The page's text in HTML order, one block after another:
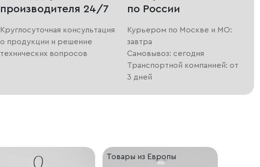
производителя 24/7
Круглосуточная консультация
о продукции и решение
технических вопросов
по России
Курьером по Москве и МО:
завтра
Самовывоз: сегодня
Транспортной компанией: от
3 дней
Товары из Европы